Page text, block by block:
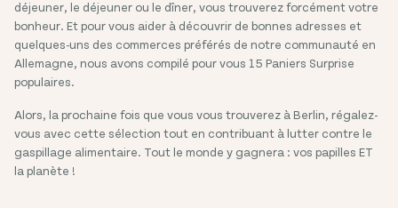
déjeuner, le déjeuner ou le dîner, vous trouverez forcément votre
bonheur. Et pour vous aider à découvrir de bonnes adresses et
quelques-uns des commerces préférés de notre communauté en
Allemagne, nous avons compilé pour vous 15 Paniers Surprise
populaires.
Alors, la prochaine fois que vous vous trouverez à Berlin, régalez-
vous avec cette sélection tout en contribuant à lutter contre le
gaspillage alimentaire. Tout le monde y gagnera : vos papilles ET
la planète !